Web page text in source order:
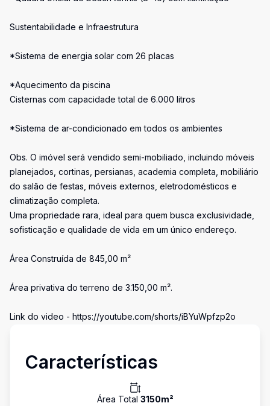
Sustentabilidade e Infraestrutura
*Sistema de energia solar com 26 placas
*Aquecimento da piscina
Cisternas com capacidade total de 6.000 litros
*Sistema de ar-condicionado em todos os ambientes
Obs. O imóvel será vendido semi-mobiliado, incluindo móveis
planejados, cortinas, persianas, academia completa, mobiliário
do salão de festas, móveis externos, eletrodomésticos e
climatização completa.
Uma propriedade rara, ideal para quem busca exclusividade,
sofisticação e qualidade de vida em um único endereço.
Área Construída de 845,00 m²
Área privativa do terreno de 3.150,00 m².
Link do video - https://youtube.com/shorts/iBYuWpfzp2o
Características
Área Total 3150m²